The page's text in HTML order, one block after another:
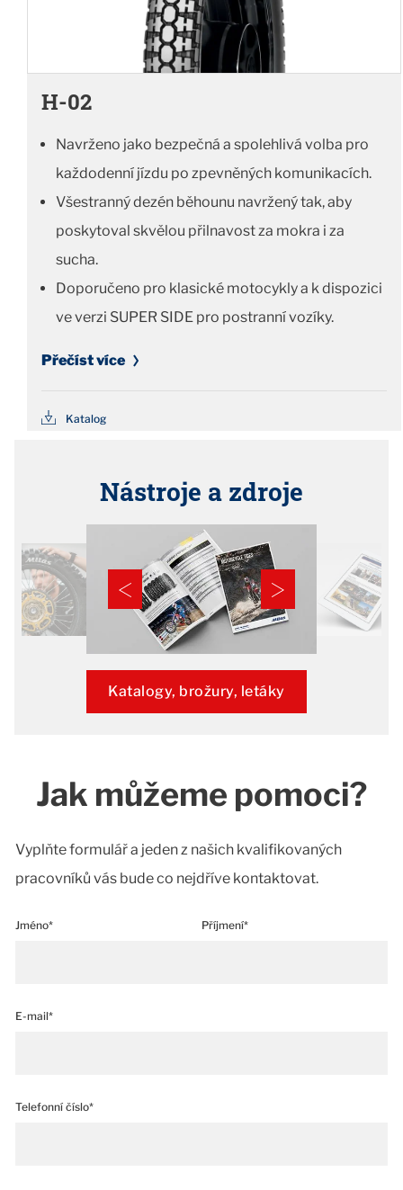
H-02
Navrženo jako bezpečná a spolehlivá volba pro
každodenní jízdu po zpevněných komunikacích.
Všestranný dezén běhounu navržený tak, aby
poskytoval skvělou přilnavost za mokra i za
sucha.
Doporučeno pro klasické motocykly a k dispozici
ve verzi SUPER SIDE pro postranní vozíky.
Přečíst více
Katalog
Nástroje a zdroje
Katalogy, brožury, letáky
Jak můžeme pomoci?
Vyplňte formulář a jeden z našich kvalifikovaných
pracovníků vás bude co nejdříve kontaktovat.
Jméno* Příjmení*
E-mail*
Telefonní číslo*